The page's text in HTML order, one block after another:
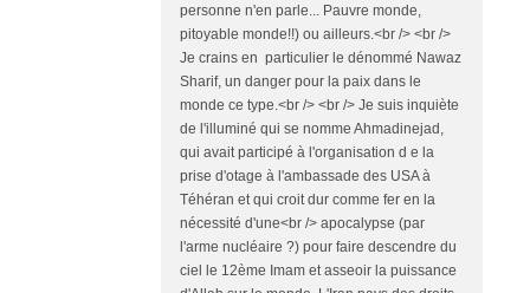
personne n'en parle... Pauvre monde,
pitoyable monde!!) ou ailleurs.<br /> <br />
Je crains en particulier le dénommé Nawaz
Sharif, un danger pour la paix dans le
monde ce type.<br /> <br /> Je suis inquiète
de l'illuminé qui se nomme Ahmadinejad,
qui avait participé à l'organisation d e la
prise d'otage à l'ambassade des USA à
Téhéran et qui croit dur comme fer en la
nécessité d'une<br /> apocalypse (par
l'arme nucléaire ?) pour faire descendre du
ciel le 12ème Imam et asseoir la puissance